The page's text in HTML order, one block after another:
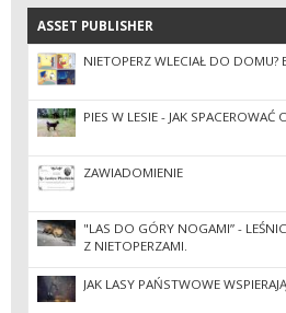
ASSET PUBLISHER
ASSET PUBLISHER
NIETOPERZ WLECIAŁ DO DOMU?
PIES W LESIE - JAK
ZAWIADOMIENIE
"LAS DO GÓRY NOGAMI” -
Z NIETOPERZAMI.
JAK LASY PAŃSTWOWE